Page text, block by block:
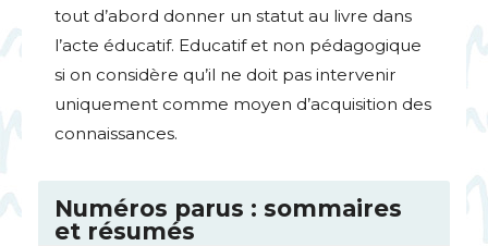
tout d’abord donner un statut au livre dans
l’acte éducatif. Educatif et non pédagogique
si on considère qu’il ne doit pas intervenir
uniquement comme moyen d’acquisition des
connaissances.
Numéros parus : sommaires
et résumés